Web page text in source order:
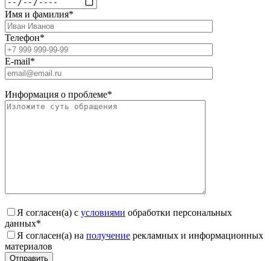
Имя и фамилия*
Телефон*
E-mail*
Информация о проблеме*
Я согласен(а) с условиями обработки персональных
данных*
Я согласен(а) на получение рекламных и информационных
материалов